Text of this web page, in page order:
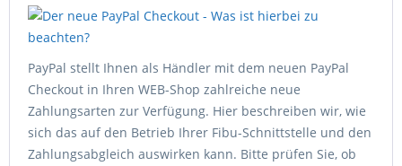
PayPal stellt Ihnen als Händler mit dem neuen PayPal
Checkout in Ihren WEB-Shop zahlreiche neue
Zahlungsarten zur Verfügung. Hier beschreiben wir, wie
sich das auf den Betrieb Ihrer Fibu-Schnittstelle und den
Zahlungsabgleich auswirken kann. Bitte prüfen Sie, ob